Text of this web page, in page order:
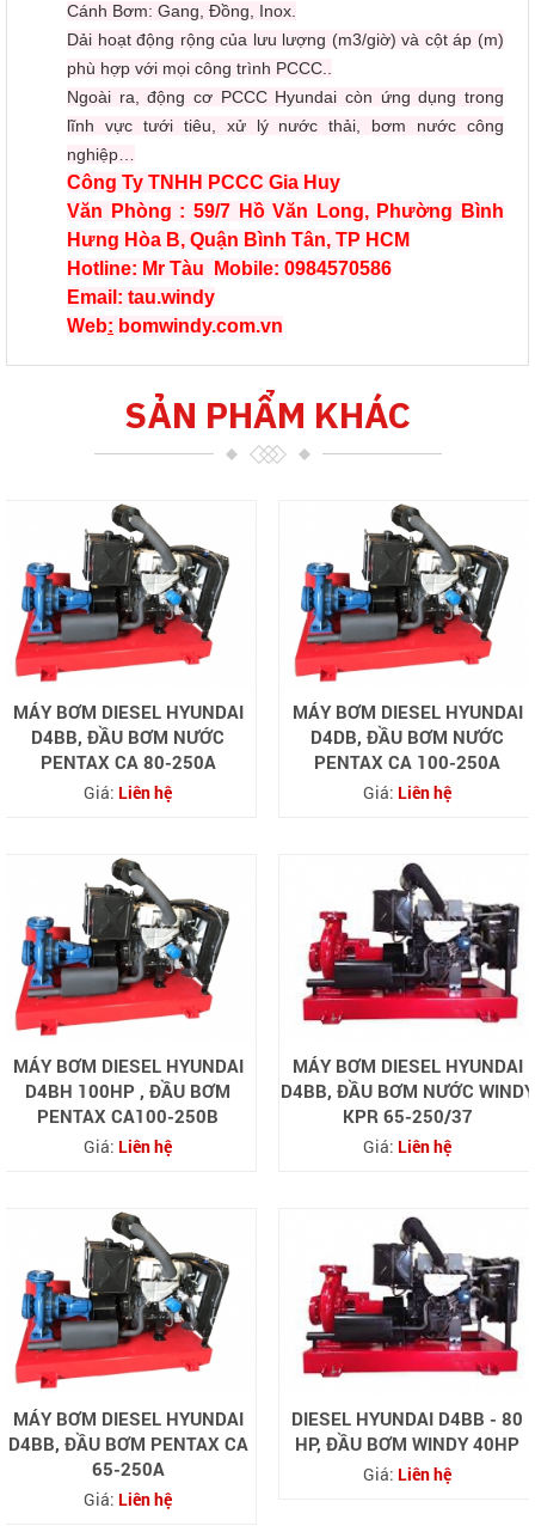
Cánh Bơm: Gang, Đồng, Inox.
Dải hoạt động rộng của lưu lượng (m3/giờ) và cột áp (m)
phù hợp với mọi công trình PCCC..
Ngoài ra, động cơ PCCC Hyundai còn ứng dụng trong
lĩnh vực tưới tiêu, xử lý nước thải, bơm nước công
nghiệp…
Công Ty TNHH PCCC Gia Huy
Văn Phòng : 59/7 Hồ Văn Long, Phường Bình
Hưng Hòa B, Quận Bình Tân, TP HCM
Hotline: Mr Tàu Mobile: 0984570586
Email: tau.windy
Web: bomwindy.com.vn
SẢN PHẨM KHÁC
MÁY BƠM DIESEL HYUNDAI
D4BB, ĐẦU BƠM NƯỚC
PENTAX CA 80-250A
Giá: Liên hệ
MÁY BƠM DIESEL HYUNDAI
D4DB, ĐẦU BƠM NƯỚC
PENTAX CA 100-250A
Giá: Liên hệ
MÁY BƠM DIESEL HYUNDAI
D4BH 100HP , ĐẦU BƠM
PENTAX CA100-250B
Giá: Liên hệ
MÁY BƠM DIESEL HYUNDAI
D4BB, ĐẦU BƠM NƯỚC WINDY
KPR 65-250/37
Giá: Liên hệ
MÁY BƠM DIESEL HYUNDAI
D4BB, ĐẦU BƠM PENTAX CA
65-250A
Giá: Liên hệ
DIESEL HYUNDAI D4BB - 80
HP, ĐẦU BƠM WINDY 40HP
Giá: Liên hệ